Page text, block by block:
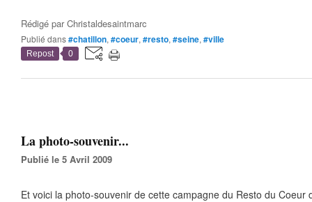
Rédigé parChristaldesaintmarc
Publié dans#chatillon, #coeur, #resto, #seine, #ville
Repost 0
La photo-souvenir...
Publié le 5 Avril 2009
Et voici la photo-souvenir de cette campagne du Resto du Coeur